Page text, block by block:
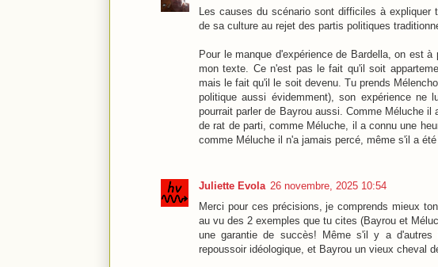
Les causes du scénario sont difficiles à
de sa culture au rejet des partis politiques
Pour le manque d'expérience de Bardella, on est
mon texte. Ce n'est pas le fait qu'il soit
mais le fait qu'il le soit devenu. Tu prends
politique aussi évidemment), son expérience
pourrait parler de Bayrou aussi. Comme Méluche
de rat de parti, comme Méluche, il a connu une
comme Méluche il n'a jamais percé, même s'il a
Juliette Evola 26 novembre, 2025 10:54
Merci pour ces précisions, je comprends mieux
au vu des 2 exemples que tu cites (Bayrou et
une garantie de succès! Même s'il y a
repoussoir idéologique, et Bayrou un vieux cheval